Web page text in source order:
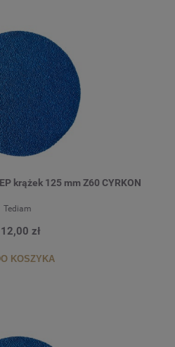
krążek 125 mm Z60 CYRKON
Tediam
zł
KOSZYKA